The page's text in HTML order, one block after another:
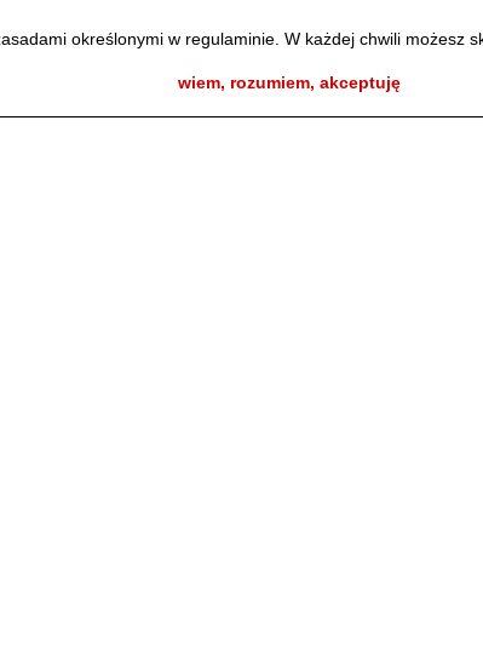
określonymi w regulaminie. W każdej chwili możesz
wiem, rozumiem, akceptuję